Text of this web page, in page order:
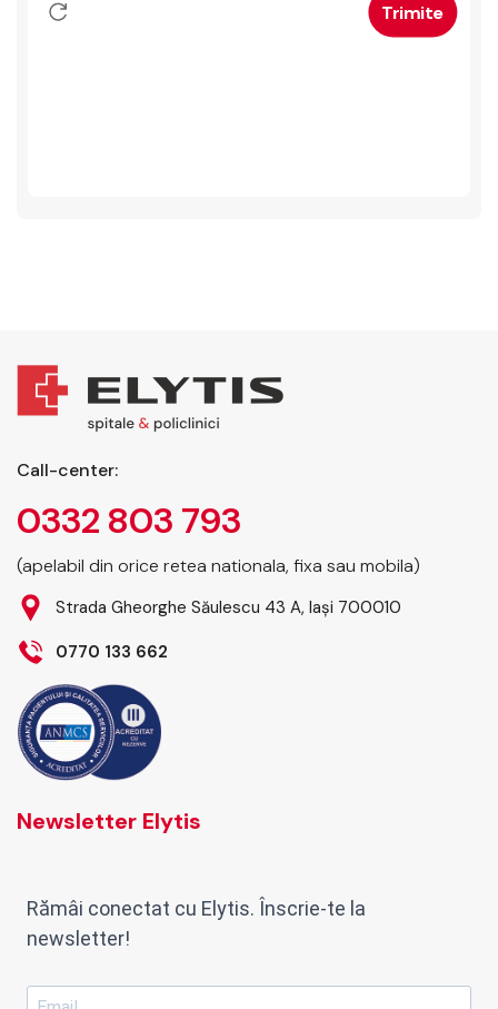
Call-center:
0332 803 793
(apelabil din orice retea nationala, fixa sau mobila)
Strada Gheorghe Săulescu 43 A, Iași 700010
0770 133 662
Newsletter Elytis
Rămâi conectat cu Elytis. Înscrie-te la
newsletter!